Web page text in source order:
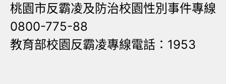
桃園市反霸凌及防治校園性別事件專線
0800-775-88
教育部校園反霸凌專線電話：1953